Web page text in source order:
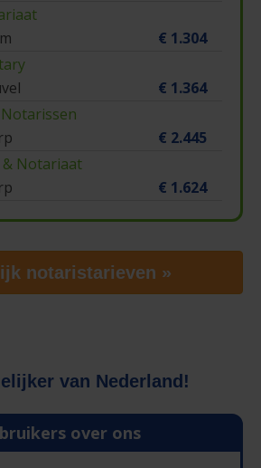
€ 1.304
€ 1.364
€ 2.445
& Notariaat
€ 1.624
notaristarieven »
van Nederland!
over ons